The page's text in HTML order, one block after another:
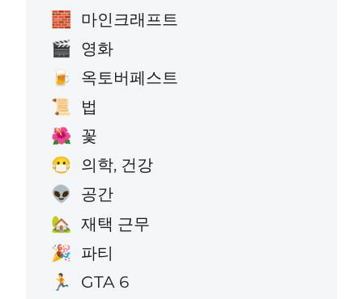
🧱 마인크래프트
🎬 영화
🍺 옥토버페스트
📜 법
🌺 꽃
😷 의학, 건강
👽 공간
🏡 재택 근무
🎉 파티
🏃 GTA 6